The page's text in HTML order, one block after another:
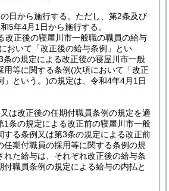
日から施行する。 ただし、第2条及び
5年4月1日から施行する。
改正後の寝屋川市一般職の職員の給与
おいて「改正後の給与条例」とい
条の規定による改正後の寝屋川市一般
用等に関する条例(次項において「改正
」という。)の規定は、令和4年4月1日
は改正後の任期付職員条例の規定を適
1条の規定による改正前の寝屋川市一般
する条例又は第3条の規定による改正前
任期付職員の採用等に関する条例の規
れた給与は、それぞれ改正後の給与条
付職員条例の規定による給与の内払と